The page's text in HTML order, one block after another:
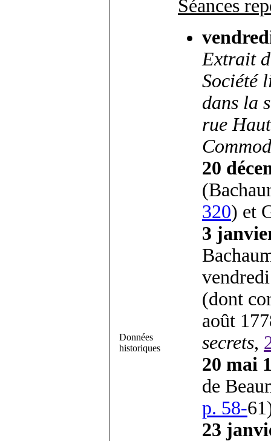
Données
historiques
Séances
Extrait
Société
dans la
rue
20
320) et
3
(dont
août
secrets,
20 mai
de
p. 58-
23